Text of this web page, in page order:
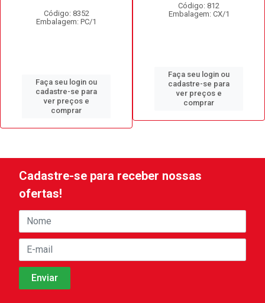
Código: 8352
Embalagem: PC/1
Faça seu login ou
cadastre-se para
ver preços e
comprar
Código: 812
Embalagem: CX/1
Faça seu login ou
cadastre-se para
ver preços e
comprar
Cadastre-se para receber nossas
ofertas!